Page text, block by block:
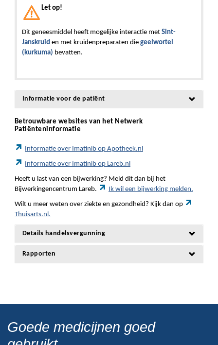
Let op!
Dit geneesmiddel heeft mogelijke interactie met Sint-
Janskruid en met kruidenpreparaten die geelwortel
(kurkuma) bevatten.
Informatie voor de patiënt
Betrouwbare websites van het Netwerk
Patiënteninformatie
Informatie over Imatinib op Apotheek.nl
Informatie over Imatinib op Lareb.nl
Heeft u last van een bijwerking? Meld dit dan bij het
Bijwerkingencentrum Lareb.
Ik wil een bijwerking melden.
Wilt u meer weten over ziekte en gezondheid? Kijk dan op
Thuisarts.nl.
Details handelsvergunning
Rapporten
Goede medicijnen goed